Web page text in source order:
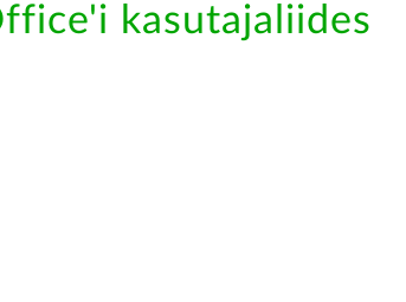
kasutajaliides